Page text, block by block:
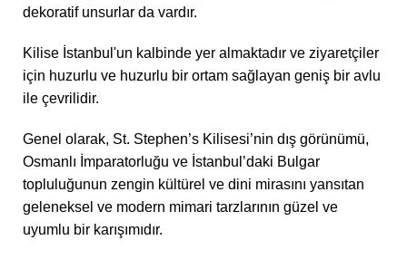
dekoratif unsurlar da vardır.
Kilise İstanbul'un kalbinde yer almaktadır ve ziyaretçiler
için huzurlu ve huzurlu bir ortam sağlayan geniş bir avlu
ile çevrilidir.
Genel olarak, St. Stephen’s Kilisesi’nin dış görünümü,
Osmanlı İmparatorluğu ve İstanbul’daki Bulgar
topluluğunun zengin kültürel ve dini mirasını yansıtan
geleneksel ve modern mimari tarzlarının güzel ve
uyumlu bir karışımıdır.